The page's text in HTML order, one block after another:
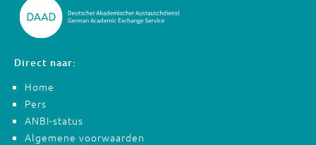
Direct naar:
Home
Pers
ANBI-status
Algemene voorwaarden